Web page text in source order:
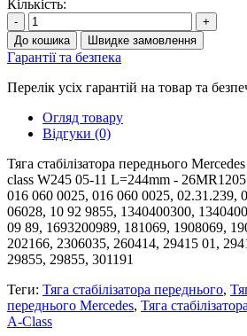
Кількість:
-
+
До кошика
Швидке замовлення
Гарантії та безпека
Перелік усіх гарантій на товар та
Огляд товару
Відгуки (0)
Тяга стабілізатора переднього
class W245 05-11 L=244mm -
016 060 0025, 016 060 0025, 02.31.239,
06028, 10 92 9855, 1340400300,
09 89, 1693200989, 181069, 1908069,
202166, 2306035, 260414, 29415 01,
29855, 29855, 301191
Теги: Тяга стабілізатора переднього,
переднього Mercedes, Тяга
A-Class